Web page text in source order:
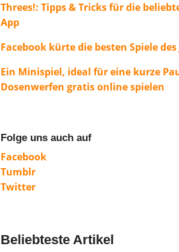
Threes!: Tipps & Tricks für die
App
Facebook kürte die besten Spiele des
Ein Minispiel, ideal für eine kurze
Dosenwerfen gratis online spielen
Folge uns auch auf
Facebook
Tumblr
Twitter
Beliebteste Artikel